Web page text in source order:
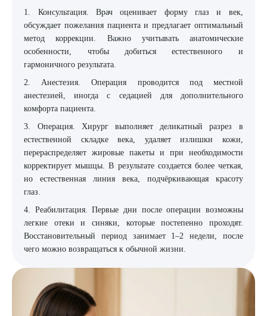
1. Консультация. Врач оценивает форму глаз и век,
обсуждает пожелания пациента и предлагает оптимальный
метод коррекции. Важно учитывать анатомические
особенности, чтобы добиться естественного и
гармоничного результата.
2. Анестезия. Операция проводится под местной
анестезией, иногда с седацией для дополнительного
комфорта пациента.
3. Операция. Хирург выполняет деликатный разрез в
естественной складке века, удаляет излишки кожи,
перераспределяет жировые пакеты и при необходимости
корректирует мышцы. В результате создается более четкая,
но естественная линия века, подчёркивающая красоту
глаз.
4. Реабилитация. Первые дни после операции возможны
легкие отеки и синяки, которые постепенно проходят.
Восстановительный период занимает 1–2 недели, после
чего можно возвращаться к обычной жизни.